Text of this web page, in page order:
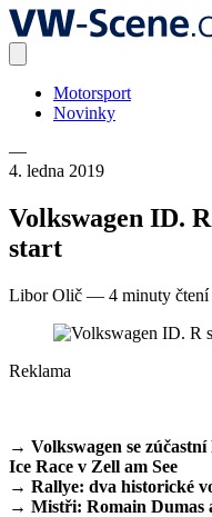
Motorsport
Novinky
—
4. ledna 2019
Volkswagen ID.
start
Libor Olič — 4 minuty čtení
Reklama
→ Volkswagen se
Ice Race v Zell am See
→ Rallye: dva historické
→ Mistři: Romain Dumas